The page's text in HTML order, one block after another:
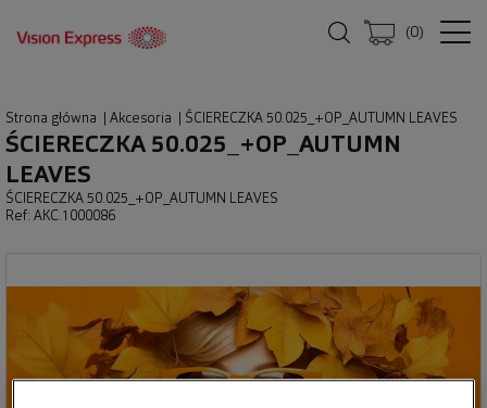
(0)
Strona główna Akcesoria ŚCIERECZKA 50.025_+OP_AUTUMN LEAVES
ŚCIERECZKA 50.025_+OP_AUTUMN
LEAVES
ŚCIERECZKA 50.025_+OP_AUTUMN LEAVES
Ref: AKC.1000086